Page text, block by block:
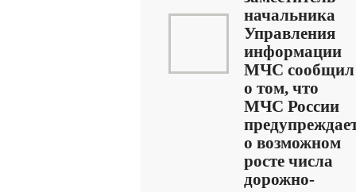
начальника
Управления
информации
МЧС сообщил
о том, что
МЧС России
о возможном
росте числа
дорожно-